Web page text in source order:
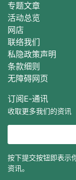
专题文章
活动总览
网店
联络我们
私隐政策声明
条款细则
无障碍网页
订阅E‐通讯
收取更多我们的资讯
按下提交按钮即表示
资讯。